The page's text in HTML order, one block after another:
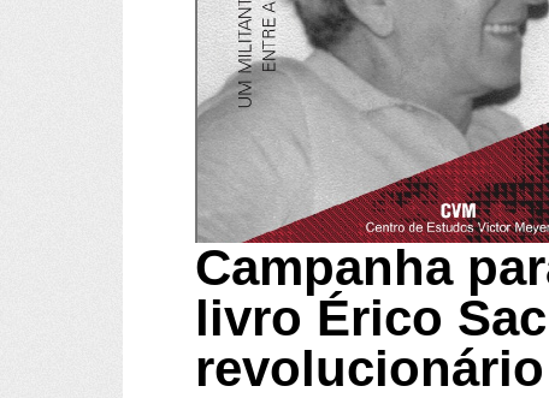
Campanha
livro Érico